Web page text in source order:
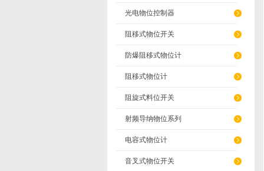
光电物位控制器
阻移式物位开关
防爆阻移式物位计
阻移式物位计
阻旋式料位开关
射频导纳物位系列
电容式物位计
音叉式物位开关